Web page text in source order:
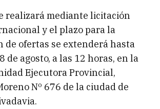
realizará mediante licitación
y el plazo para la
de ofertas se extenderá hasta
de agosto, a las 12 horas, en la
Ejecutora Provincial,
Nº 676 de la ciudad de